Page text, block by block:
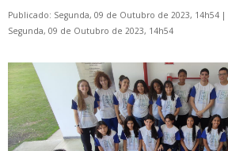
Publicado: Segunda, 09 de Outubro de 2023, 14h54 |
Segunda, 09 de Outubro de 2023, 14h54